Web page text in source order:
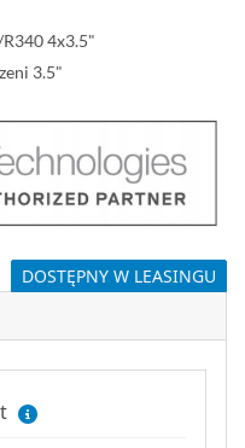
4x3.5"
3.5"
DOSTĘPNY W LEASINGU